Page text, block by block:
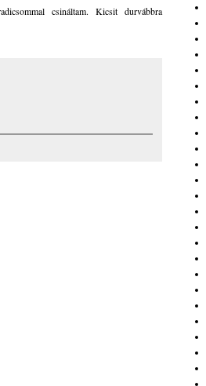
csináltam. Kicsit durvábbra